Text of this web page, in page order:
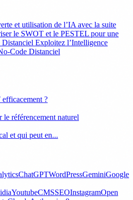
et utilisation de l’IA avec la suite
le SWOT et le PESTEL pour une
Distanciel Exploitez l’Intelligence
Code Distanciel
?
le référencement naturel
et qui peut en...
ChatGPTWordPressGeminiGoogle
YoutubeCMSSEOInstagramOpen